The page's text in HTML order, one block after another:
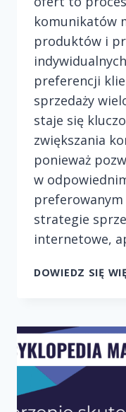
komunikatów
produktów i
preferencji
sprzedaży
staje się
zwiększania
ponieważ
w
preferowanym
strategie
internetowe,
DOWIEDZ SIĘ